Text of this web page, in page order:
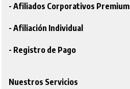
- Afiliados Corporativos Premium
- Afiliación Individual
- Registro de Pago
Nuestros Servicios